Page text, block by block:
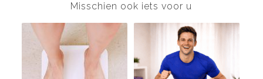
Misschien ook iets voor u